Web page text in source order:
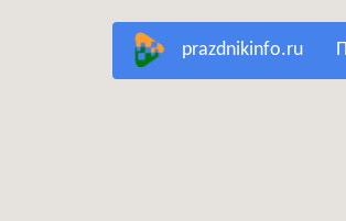
prazdnikinfo.ru